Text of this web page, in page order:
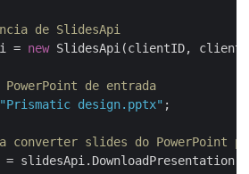
de SlidesApi
= new SlidesApi(clientID,
de entrada
"Prismatic design.pptx" ;
converter slides do PowerPoint
=